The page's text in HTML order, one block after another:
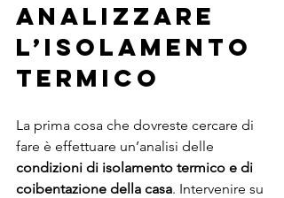
Analizzare
l’isolamento
termico
La prima cosa che dovreste cercare di
fare è effettuare un’analisi delle
condizioni di isolamento termico e di
coibentazione della casa. Intervenire su